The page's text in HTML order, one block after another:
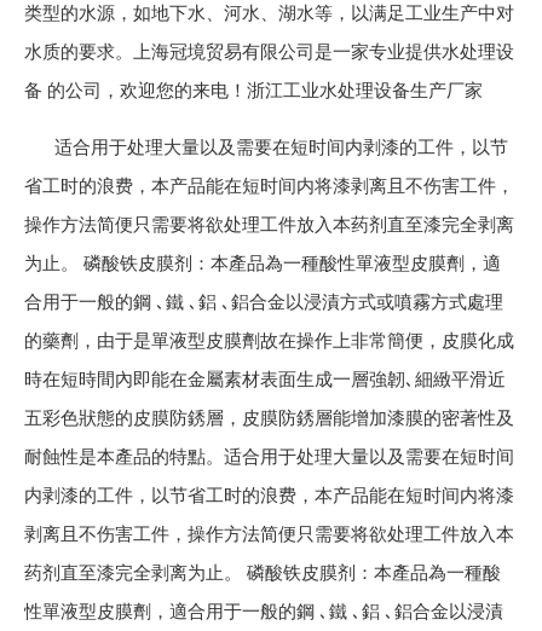
类型的水源，如地下水、河水、湖水等，以满足工业生产中对
水质的要求。上海冠境贸易有限公司是一家专业提供水处理设
备 的公司，欢迎您的来电！浙江工业水处理设备生产厂家
适合用于处理大量以及需要在短时间内剥漆的工件，以节
省工时的浪费，本产品能在短时间内将漆剥离且不伤害工件，
操作方法简便只需要将欲处理工件放入本药剂直至漆完全剥离
为止。 磷酸铁皮膜剂：本產品為一種酸性單液型皮膜劑，適
合用于一般的鋼 ､鐵 ､鋁 ､鋁合金以浸漬方式或噴霧方式處理
的藥劑，由于是單液型皮膜劑故在操作上非常簡便，皮膜化成
時在短時間內即能在金屬素材表面生成一層強韌､細緻平滑近
五彩色狀態的皮膜防銹層，皮膜防銹層能增加漆膜的密著性及
耐蝕性是本產品的特點。适合用于处理大量以及需要在短时间
内剥漆的工件，以节省工时的浪费，本产品能在短时间内将漆
剥离且不伤害工件，操作方法简便只需要将欲处理工件放入本
药剂直至漆完全剥离为止。 磷酸铁皮膜剂：本產品為一種酸
性單液型皮膜劑，適合用于一般的鋼 ､鐵 ､鋁 ､鋁合金以浸漬